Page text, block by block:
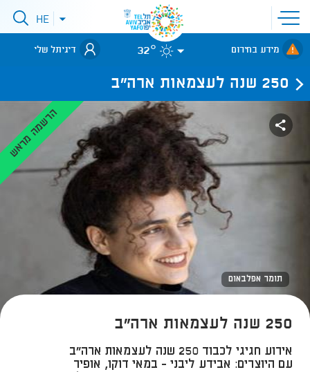
פתיחת
תפריט
אתר
לאתר עיריית
תל-אביב
פתיחתHE
מידע בחירום 32° דיגיתל שלי
250 שנה לעצמאות ארה"ב
תומר אפלבאום
הרשמה מראש
250 שנה לעצמאות ארה"ב
אירוע חגיגי לכבוד 250 שנה לעצמאות ארה"ב
עם היוצרים: אבידע ליבני - במאי דוקו, אופיר